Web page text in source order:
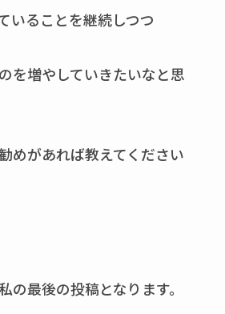
いることを継続しつつ
を増やしていきたいなと思
めがあれば教えてください
の最後の投稿となります。